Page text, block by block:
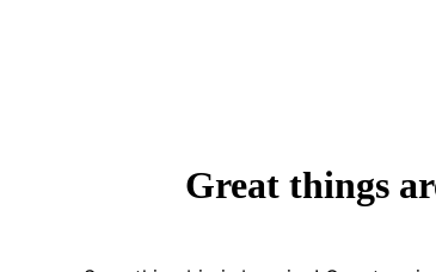
Great things